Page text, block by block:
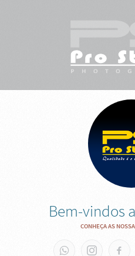
Bem-vindos
CONHEÇA AS